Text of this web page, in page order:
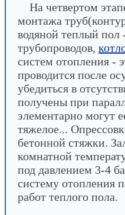
На четвертом
монтажа
водяной теплый пол
трубопроводов,
систем отопления -
проводится после
убедиться в
получены при
элементарно могут
тяжелое...
бетонной стяжки.
комнатной
под давлением 3-4
систему отопления
работ теплого пола.